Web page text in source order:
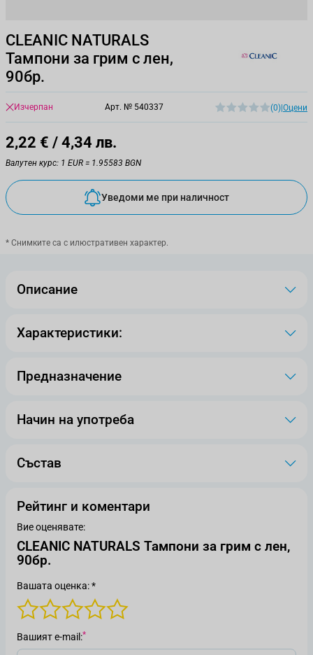
CLEANIC NATURALS
Тампони за грим с лен,
90бр.
Изчерпан Арт. № 540337 (0) Оцени
2,22 € / 4,34 лв.
Валутен курс: 1 EUR = 1.95583 BGN
Уведоми ме при наличност
* Снимките са с илюстративен характер.
Описание
Характеристики:
Предназначение
Начин на употреба
Състав
Рейтинг и коментари
Вие оценявате:
CLEANIC NATURALS Тампони за грим с лен,
90бр.
Вашата оценка: *
Вашият е-mail